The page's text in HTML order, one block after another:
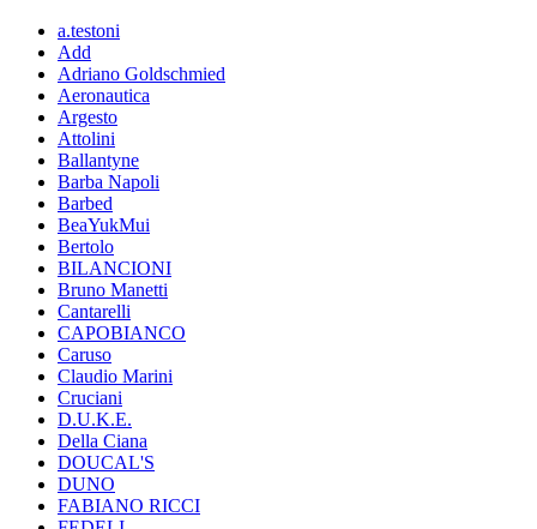
a.testoni
Add
Adriano Goldschmied
Aeronautica
Argesto
Attolini
Ballantyne
Barba Napoli
Barbed
BeaYukMui
Bertolo
BILANCIONI
Bruno Manetti
Cantarelli
CAPOBIANCO
Caruso
Claudio Marini
Cruciani
D.U.K.E.
Della Ciana
DOUCAL'S
DUNO
FABIANO RICCI